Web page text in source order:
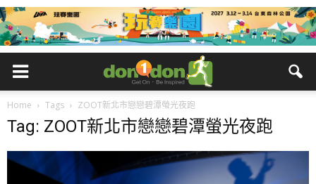
Home Tags ZOOT新北市戀戀碧潭螢光夜跑
Tag: ZOOT新北市戀戀碧潭螢光夜跑